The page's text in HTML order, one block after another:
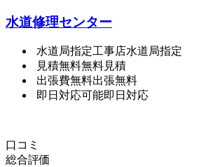
水道修理センター
水道局指定工事店水道局指定
見積無料無料見積
出張費無料出張無料
即日対応可能即日対応
口コミ
総合評価